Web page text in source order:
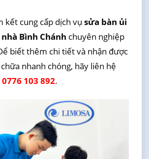
kết cung cấp dịch vụ sửa bàn ủi
Bình Chánh chuyên nghiệp
biết thêm chi tiết và nhận được
nhanh chóng, hãy liên hệ
103 892.